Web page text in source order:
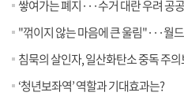
쌓여가는 폐지···수거 대란 우려 공공
"꺾이지 않는 마음에 큰 울림"···월드컵 축구
침묵의 살인자, 일산화탄소 중독 주
‘청년보좌역’ 역할과 기대효과는?